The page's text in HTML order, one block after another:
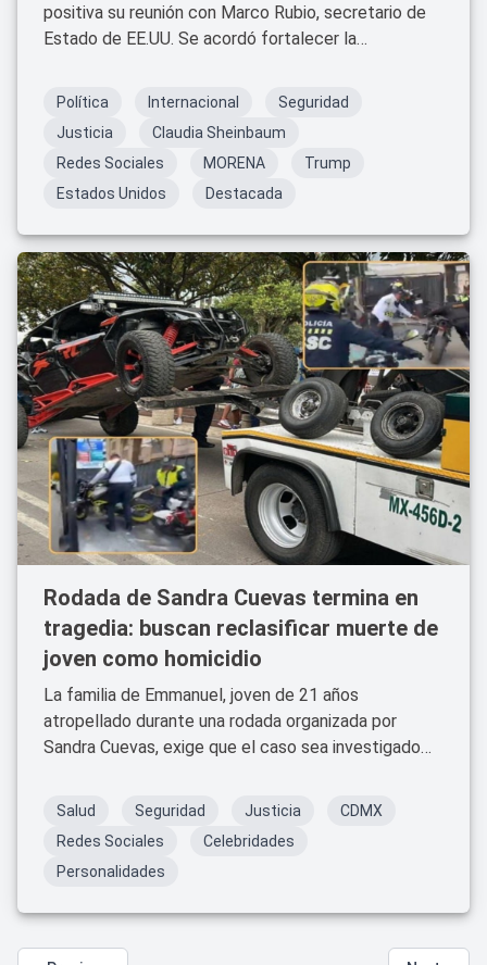
positiva su reunión con Marco Rubio, secretario de
Estado de EE.UU. Se acordó fortalecer la
capacitación conjunta entre ambos países.
Política Internacional
Seguridad
Justicia
Claudia Sheinbaum
Redes Sociales
MORENA
Trump
Estados Unidos
Destacada
Rodada de Sandra Cuevas termina en
tragedia: buscan reclasificar muerte de
joven como homicidio
La familia de Emmanuel, joven de 21 años
atropellado durante una rodada organizada por
Sandra Cuevas, exige que el caso sea investigado
vehículos asegurados y desató críticas por falta de
medidas de seguridad.
Salud Seguridad Justicia
CDMX
Redes Sociales
Celebridades
Personalidades